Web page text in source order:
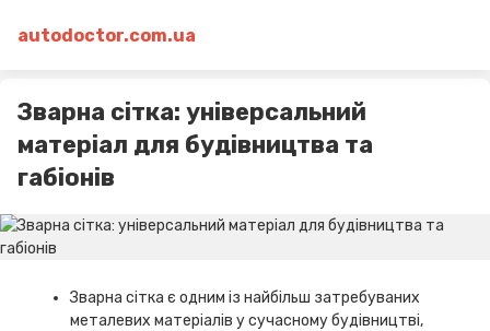
autodoctor.com.ua
Зварна сітка: універсальний
матеріал для будівництва та
габіонів
Зварна сітка є одним із найбільш затребуваних
металевих матеріалів у сучасному будівництві,